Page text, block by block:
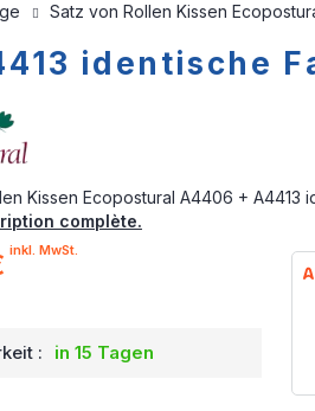
Satz von Rollen Kissen
identische
Kissen Ecopostural A4406 + A4413
complète.
inkl. MwSt.
: in 15 Tagen